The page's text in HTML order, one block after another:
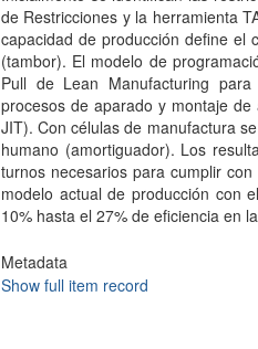
de Restricciones y la herramienta
capacidad de producción define el
(tambor). El modelo de
Pull de Lean Manufacturing
procesos de aparado y montaje
JIT). Con células de manufactura
humano (amortiguador). Los
turnos necesarios para cumplir
modelo actual de producción con
10% hasta el 27% de eficiencia en
Metadata
Show full item record